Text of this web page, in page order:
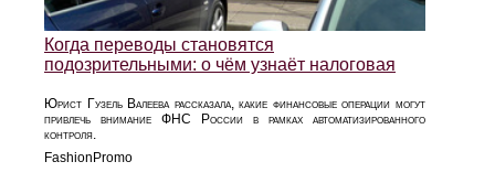
Когда переводы становятся
подозрительными: о чём узнаёт налоговая
Юрист Гузель Валеева рассказала, какие финансовые операции могут
привлечь внимание ФНС России в рамках автоматизированного
контроля.
FashionPromo